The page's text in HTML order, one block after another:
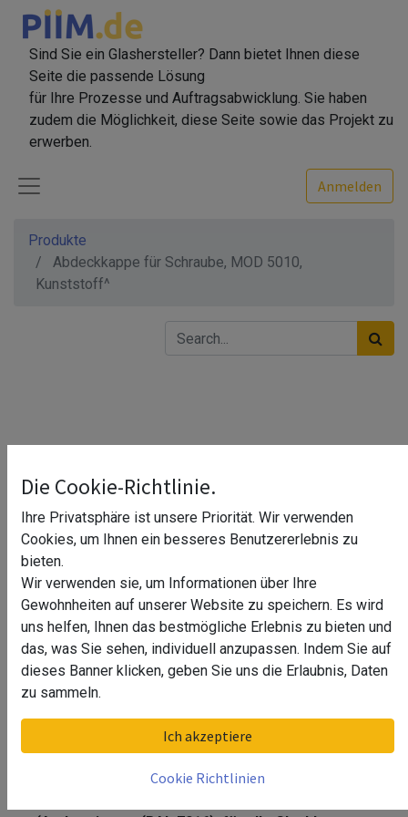
Sind Sie ein Glashersteller? Dann bietet Ihnen diese
Seite die passende Lösung
für Ihre Prozesse und Auftragsabwicklung. Sie haben
zudem die Möglichkeit, diese Seite sowie das Projekt zu
erwerben.
Anmelden
Produkte
Abdeckkappe für Schraube, MOD 5010,
Kunststoff^
Abdeckkappe für Schraube, MOD
5010, Kunststoff^
Die Cookie-Richtlinie.
Ihre Privatsphäre ist unsere Priorität. Wir verwenden
Cookies, um Ihnen ein besseres Benutzererlebnis zu
bieten.
Wir verwenden sie, um Informationen über Ihre
Gewohnheiten auf unserer Website zu speichern. Es wird
uns helfen, Ihnen das bestmögliche Erlebnis zu bieten und
das, was Sie sehen, individuell anzupassen. Indem Sie auf
dieses Banner klicken, geben Sie uns die Erlaubnis, Daten
zu sammeln.
Ich akzeptiere
Cookie Richtlinien